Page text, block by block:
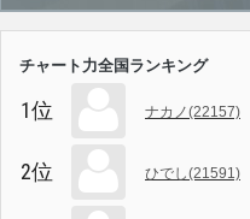
チャート力全国ランキング
1位 ナカノ(22157)
2位 ひでし(21591)